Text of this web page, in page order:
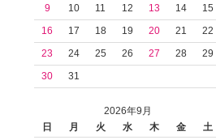
9
10 11 12 13 14
15
16
17 18 19 20 21
22
23
24 25 26 27 28
29
30
31
2026年9月
日
月 火 水 木 金
土